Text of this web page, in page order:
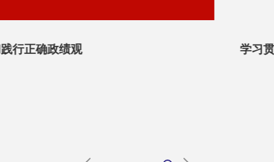
学习贯彻省委十三届八次全会精神